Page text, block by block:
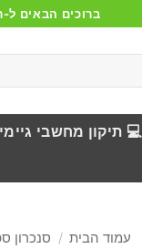
ברוכים הבאים
💻 תיקון מחשבי
עמוד הבית / סנכרון